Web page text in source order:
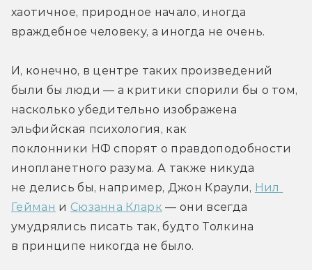
хаотичное, природное начало, иногда
враждебное человеку, а иногда не очень.
И, конечно, в центре таких произведений
были бы люди — а критики спорили бы о том,
насколько убедительно изображена
эльфийская психология, как
поклонники НФ спорят о правдоподобности
инопланетного разума. А также никуда
не делись бы, например, Джон Краули, Нил
Гейман и Сюзанна Кларк — они всегда
умудрялись писать так, будто Толкина
в принципе никогда не было.